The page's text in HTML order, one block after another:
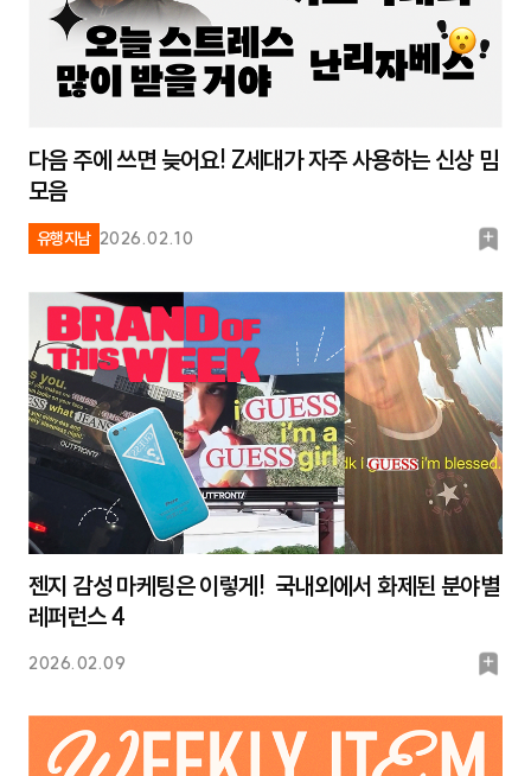
다음 주에 쓰면 늦어요! Z세대가 자주 사용하는 신상 밈
모음
유행지남 2026.02.10
북
크
젠지 감성 마케팅은 이렇게! 국내외에서 화제된 분야별
레퍼런스 4
2026.02.09
북
크